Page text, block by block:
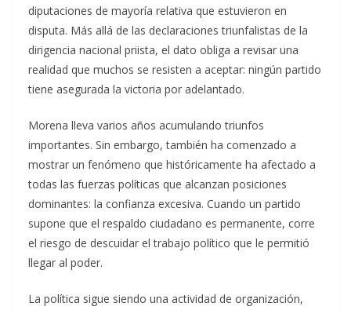
diputaciones de mayoría relativa que estuvieron en
disputa. Más allá de las declaraciones triunfalistas de la
dirigencia nacional priista, el dato obliga a revisar una
realidad que muchos se resisten a aceptar: ningún partido
tiene asegurada la victoria por adelantado.
Morena lleva varios años acumulando triunfos
importantes. Sin embargo, también ha comenzado a
mostrar un fenómeno que históricamente ha afectado a
todas las fuerzas políticas que alcanzan posiciones
dominantes: la confianza excesiva. Cuando un partido
supone que el respaldo ciudadano es permanente, corre
el riesgo de descuidar el trabajo político que le permitió
llegar al poder.
La política sigue siendo una actividad de organización,